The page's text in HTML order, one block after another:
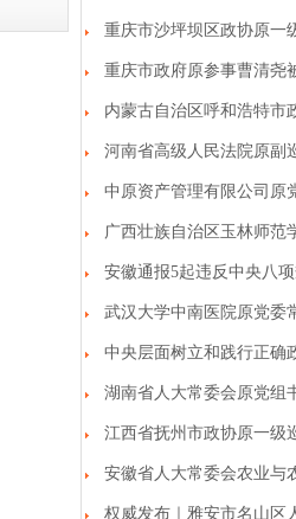
重庆市沙坪坝区政协原一
重庆市政府原参事曹清尧
内蒙古自治区呼和浩特市
河南省高级人民法院原副
中原资产管理有限公司原
广西壮族自治区玉林师范
安徽通报5起违反中央八
武汉大学中南医院原党委
中央层面树立和践行正确
湖南省人大常委会原党组
江西省抚州市政协原一级
安徽省人大常委会农业与
权威发布｜雅安市名山区